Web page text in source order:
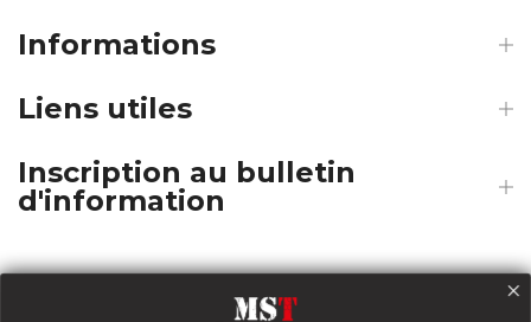
Informations
Liens utiles
Inscription au bulletin
d'information